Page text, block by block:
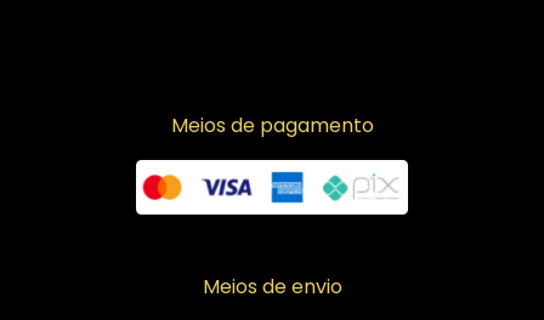
Meios de pagamento
Meios de envio